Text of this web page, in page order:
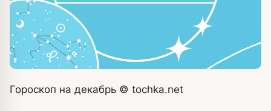
Гороскоп на декабрь © tochka.net